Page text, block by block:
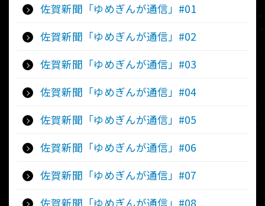
佐賀新聞「ゆめぎんが通信」#01
佐賀新聞「ゆめぎんが通信」#02
佐賀新聞「ゆめぎんが通信」#03
佐賀新聞「ゆめぎんが通信」#04
佐賀新聞「ゆめぎんが通信」#05
佐賀新聞「ゆめぎんが通信」#06
佐賀新聞「ゆめぎんが通信」#07
佐賀新聞「ゆめぎんが通信」#08